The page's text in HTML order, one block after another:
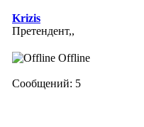
Krizis
Претендент,,
Offline
Сообщений: 5